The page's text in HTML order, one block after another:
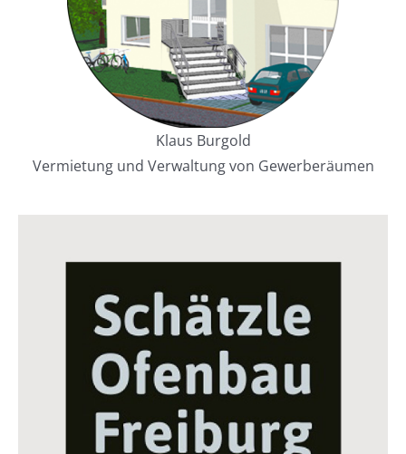
Klaus Burgold
Vermietung und Verwaltung von Gewerberäumen